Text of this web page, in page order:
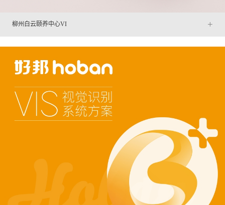
柳州白云颐养中心VI +